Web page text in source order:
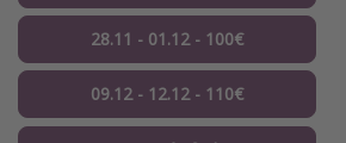
28.11 - 01.12 - 100€
09.12 - 12.12 - 110€